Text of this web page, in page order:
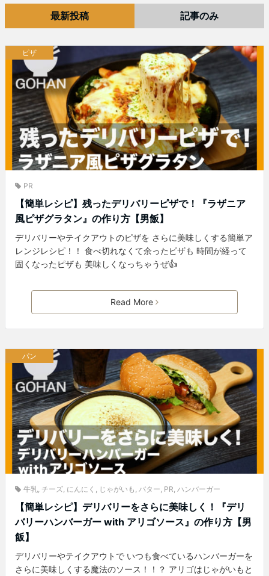
最新投稿 記事のみ
ピザ
PR
【簡単レシピ】残ったデリバリーピザで！『ラザニア
風ピザグラタン』の作り方【男飯】
デリバリーやテイクアウトのピザを さらに美味しくする簡単ア
レンジレシピ！！ 食べ切れなくて余ったピザも 時間が経って
固くなったピザも 美味しくなっちゃうぜ👍
Read More
パン
牛乳 チーズ にんにく じゃがいも バター PR ハンバーガー
【簡単レシピ】デリバリーをさらに美味しく！『デリ
バリーハンバーガー with アリゴソース』の作り方【男
飯】
デリバリーやテイクアウトで いつも食べているハンバーガーを
さらに美味しくする魔法のソース！！？ アリゴはじゃがいもと